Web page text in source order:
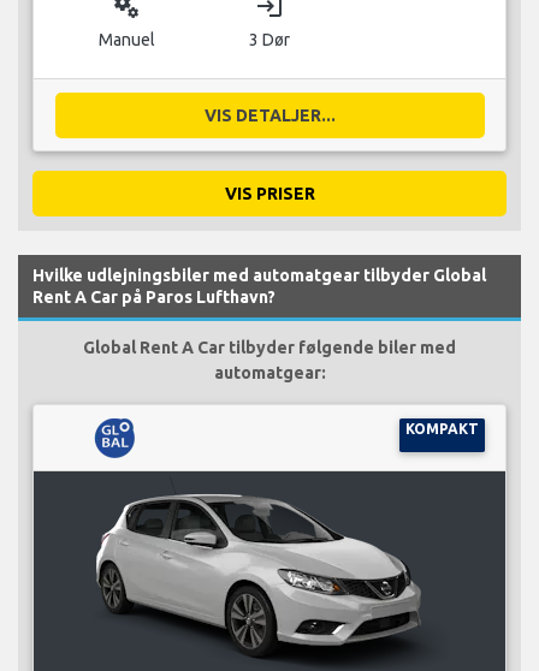
miscellaneous_services
Manuel
login
3 Dør
VIS DETALJER...
VIS PRISER
Hvilke udlejningsbiler med automatgear tilbyder Global
Rent A Car på Paros Lufthavn?
Global Rent A Car tilbyder følgende biler med
automatgear:
KOMPAKT